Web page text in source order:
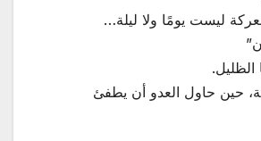
ليست يومًا ولا ليلة…
حين حاول العدو أن يطفئ